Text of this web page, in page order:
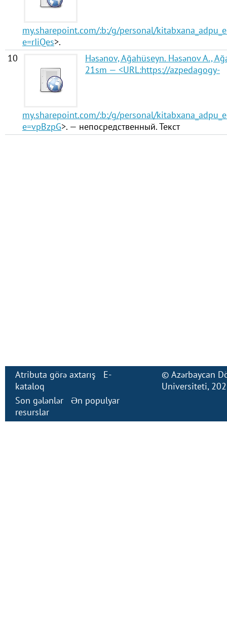
my.sharepoint.com/:b:/g/personal/
e=rIiQes>.
10
Həsənov, Ağahüseyn. Həsənov A.,
21sm — <URL:https://azpedagogy-
my.sharepoint.com/:b:/g/personal/
e=vpBzpG>. — непосредственный. Текст
Atributa görə axtarış
E-
kataloq
Son gələnlər
Ən populyar
resurslar
© Azərbaycan
Universiteti,